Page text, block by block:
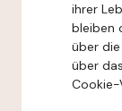
ihrer
bleiben
über
über
Cookie-